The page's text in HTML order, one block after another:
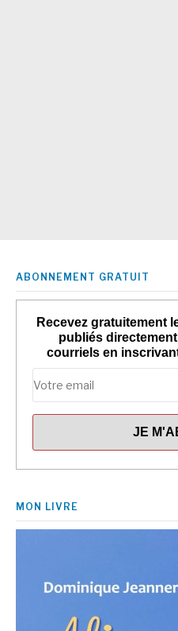
ABONNEMENT GRATUIT
Recevez gratuitement
publiés
courriels en
MON LIVRE